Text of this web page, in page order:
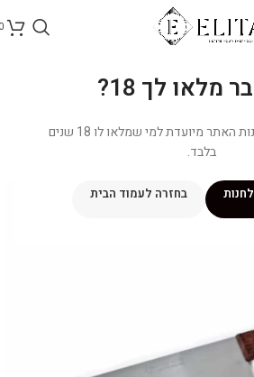
מלאו לך 18?
הכניסה והרכישה בחנות האתר מיועדת למי שמלאו לו 18 שנים
בלבד.
בחזרה לעמוד הבית